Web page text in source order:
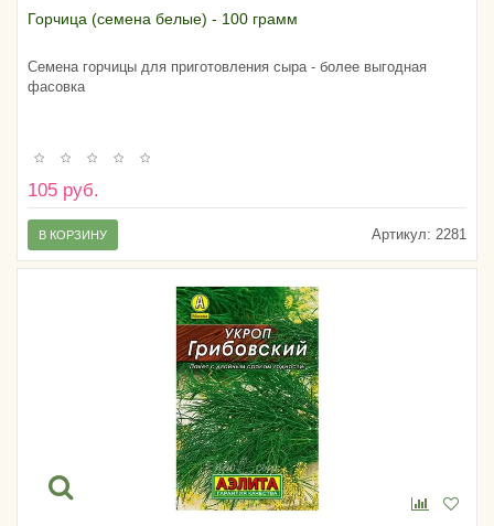
Горчица (семена белые) - 100 грамм
Семена горчицы для приготовления сыра - более выгодная
фасовка
105 руб.
Артикул: 2281
В КОРЗИНУ